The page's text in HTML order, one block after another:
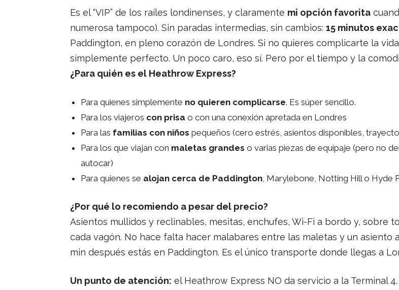
Es el “VIP” de los raíles londinenses, y claramente mi opción favorita
numerosa tampoco). Sin paradas intermedias, sin cambios: 15 minutos
Paddington, en pleno corazón de Londres. Si no quieres complicarte la
simplemente perfecto. Un poco caro, eso sí. Pero por el tiempo y la
¿Para quién es el Heathrow Express?
Para quienes simplemente no quieren complicarse. Es súper sencillo.
Para los viajeros con prisa o con una conexión apretada en Londres
Para las familias con niños pequeños (cero estrés, asientos disponibles,
Para los que viajan con maletas grandes o varias piezas de equipaje (pero no
autocar)
Para quienes se alojan cerca de Paddington, Marylebone, Notting Hill o Hyde
¿Por qué lo recomiendo a pesar del precio?
Asientos mullidos y reclinables, mesitas, enchufes, Wi-Fi a bordo y, sobre
cada vagón. No hace falta hacer malabares entre las maletas y un asiento
min después estás en Paddington. Es el único transporte donde llegas a
Un punto de atención: el Heathrow Express NO da servicio a la Terminal